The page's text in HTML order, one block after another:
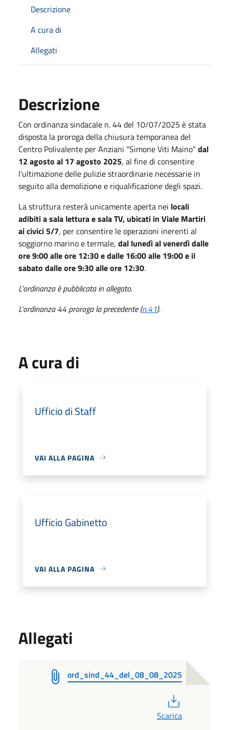
Descrizione
A cura di
Allegati
Descrizione
Con ordinanza sindacale n. 44 del 10/07/2025 è stata
disposta la proroga della chiusura temporanea del
Centro Polivalente per Anziani "Simone Viti Maino" dal
12 agosto al 17 agosto 2025, al fine di consentire
l'ultimazione delle pulizie straordinarie necessarie in
seguito alla demolizione e riqualificazione degli spazi.
La struttura resterà unicamente aperta nei locali
adibiti a sala lettura e sala TV, ubicati in Viale Martiri
ai civici 5/7, per consentire le operazioni inerenti al
soggiorno marino e termale, dal lunedì al venerdì dalle
ore 9:00 alle ore 12:30 e dalle 16:00 alle 19:00 e il
sabato dalle ore 9:30 alle ore 12:30.
L'ordinanza è pubblicata in allegato.
L'ordinanza 44 proroga la precedente (n.41).
A cura di
Ufficio di Staff
VAI ALLA PAGINA
Ufficio Gabinetto
VAI ALLA PAGINA
Allegati
ord_sind_44_del_08_08_2025
Scarica